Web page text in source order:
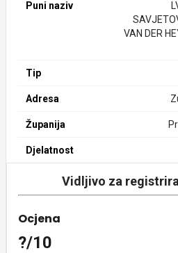
Puni naziv
VAN DER
Tip
Adresa
Županija
Djelatnost
Vidljivo za
Ocjena
?/10